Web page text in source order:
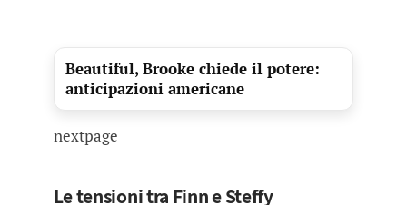
Beautiful, Brooke chiede il potere:
anticipazioni americane
nextpage
Le tensioni tra Finn e Steffy